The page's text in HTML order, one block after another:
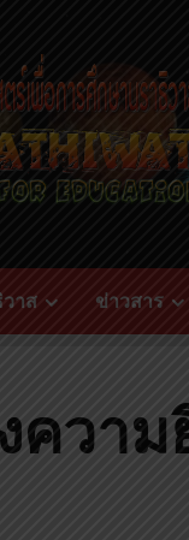
าส ข่าวสาร
ควา